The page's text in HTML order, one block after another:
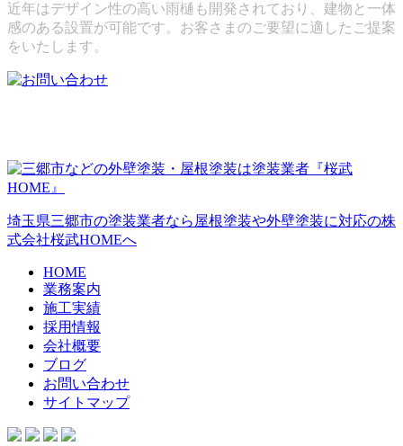
近年はデザイン性の高い雨樋も開発されており、建物と一体
感のある設置が可能です。お客さまのご要望に適したご提案
をいたします。
埼玉県三郷市の塗装業者なら屋根塗装や外壁塗装に対応の株
式会社桜武HOMEへ
HOME
業務案内
施工実績
採用情報
会社概要
ブログ
お問い合わせ
サイトマップ